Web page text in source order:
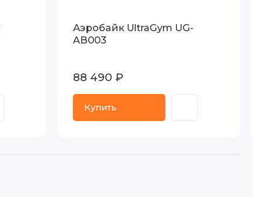
Аэробайк UltraGym UG-
AB003
88 490 ₽
Купить